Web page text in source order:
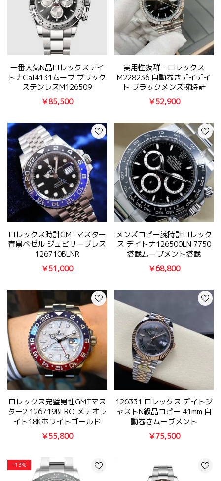
一番人気N品ロレックスデイ
トナCal4131ムーブ ブラック
ステンレスM126509
￥85,500
実用性抜群 - ロレックス
M228236 自動巻きデイデイ
ト ブラックメンズ腕時計
￥52,900
ロレックス時計GMTマスター
青黒ベゼル ジュビリーブレス
126710BLNR
￥51,000
メンズコピー腕時計ロレック
ス デイトナ126500LN 7750
搭載ムーブメント搭載
￥68,800
ロレックス完璧男性GMTマス
ター2 126719BLRO メテオラ
イト18Kホワイトゴールド
￥55,800
126331 ロレックス デイトジ
ャストN級品コピー 41mm 自
動巻きムーブメント
￥75,500
-13%